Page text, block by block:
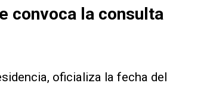
convoca la consulta
oficializa la fecha del